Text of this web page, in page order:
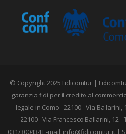
© Copyright 2025 Fidicomtur |
garanzia fidi per il credito al
legale in Como - 22100 - Via
-22100 - Via Francesco Ballarini, 12 -
031/300434 E-mail: info@fidicomtur.it|